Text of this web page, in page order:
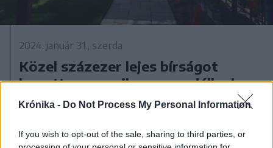
Krónika - Do Not Process My Personal Information
If you wish to opt-out of the sale, sharing to third parties, or
2024. január 31., szerda
Közel százezer lejes bírságot
kapott a semmilyen engedéllyel
nem rendelkező nagyváradi
kisgyerek